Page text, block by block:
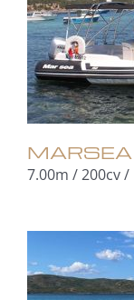
7.00m / 200cv